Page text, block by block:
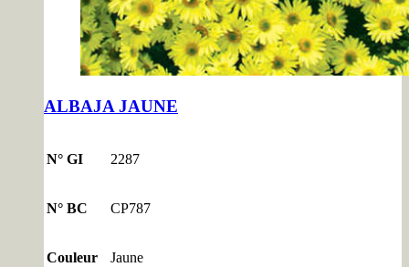
ALBAJA JAUNE
N° GI 2287
N° BC CP787
Couleur Jaune